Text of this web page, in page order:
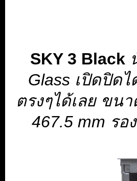
SKY 3 Black
Glass เปิดปิด
ตรงๆได้เลย ขน
467.5 mm รอ